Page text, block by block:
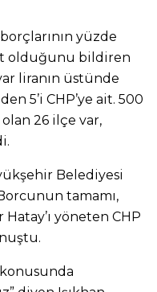
yüzde
olduğunu bildiren
liranın üstünde
5’i CHP’ye ait. 500
26 ilçe var,
Belediyesi
tamamı,
yöneten CHP